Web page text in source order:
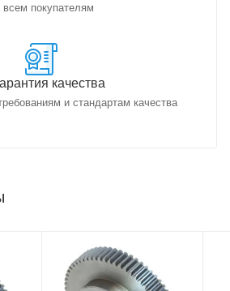
всем покупателям
качества
и стандартам качества